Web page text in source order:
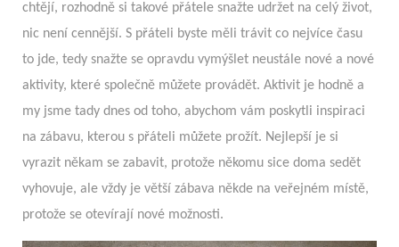
chtějí, rozhodně si takové přátele snažte udržet na celý život,
nic není cennější. S přáteli byste měli trávit co nejvíce času
to jde, tedy snažte se opravdu vymýšlet neustále nové a nové
aktivity, které společně můžete provádět. Aktivit je hodně a
my jsme tady dnes od toho, abychom vám poskytli inspiraci
na zábavu, kterou s přáteli můžete prožít. Nejlepší je si
vyrazit někam se zabavit, protože někomu sice doma sedět
vyhovuje, ale vždy je větší zábava někde na veřejném místě,
protože se otevírají nové možnosti.